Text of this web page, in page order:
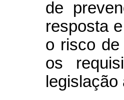
de
resposta
o risco de
os